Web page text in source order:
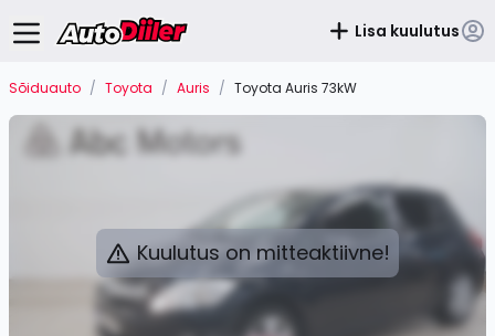
Lisa kuulutus
Sõiduauto / Toyota / Auris / Toyota Auris 73kW
Kuulutus on mitteaktiivne!